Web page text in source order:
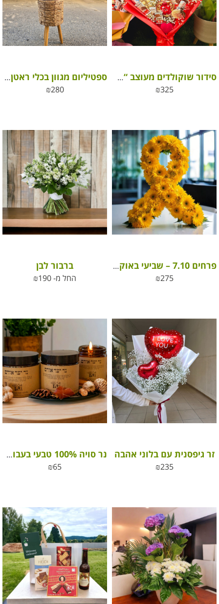
סידור שוקולדים מעוצב “חיים שלי”
₪325
ספטיליום מגוון בכלי ראטן על רגליים
₪280
פרחים 7.10 – שביעי באוקטובר
₪275
ברבור לבן
החל מ- ₪190
זר גיפסנית עם בלוני אהבה
₪235
נר סויה 100% טבעי בעבודת יד
₪65